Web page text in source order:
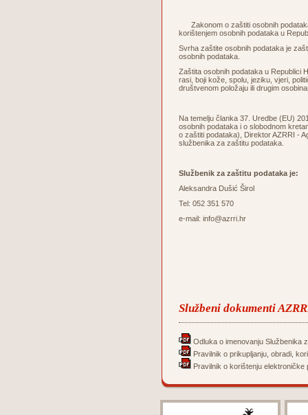
Zakonom o zaštiti osobnih
korištenjem osobnih podataka u
Svrha zaštite osobnih podataka je
osobnih podataka.
Zaštita osobnih podataka u Republici
rasi, boji kože, spolu, jeziku, vjeri,
društvenom položaju ili drugim
Na temelju članka 37. Uredbe (EU)
osobnih podataka i o slobodnom
o zaštiti podataka), Direktor AZRRI -
službenika za zaštitu podataka.
Službenik za zaštitu podataka je:
Aleksandra Dušić Širol
Tel: 052 351 570
e-mail: info@azrri.hr
Službeni dokumenti
Odluka o imenovanju Službenika
Pravilnik o prikupljanju, obradi,
Pravilnik o korištenju elektroničke